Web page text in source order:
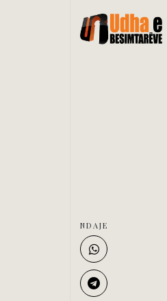
NDAJE